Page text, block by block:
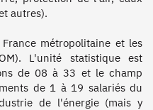
autres).
métropolitaine et les
L'unité statistique est
de 08 à 33 et le champ
de 1 à 19 salariés du
de l'énergie (mais y